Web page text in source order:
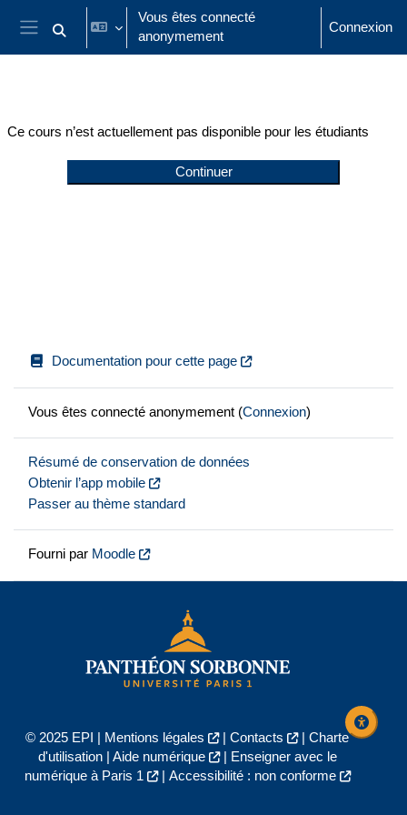
Passer au contenu principal
Panneau latéral
Activer/désactiver la saisie de recherche
Vous êtes connecté
anonymement
Connexion
Ce cours n’est actuellement pas disponible pour les étudiants
Continuer
Documentation pour cette page
Vous êtes connecté anonymement (Connexion)
Résumé de conservation de données
Obtenir l’app mobile
Passer au thème standard
Fourni par Moodle
© 2025 EPI | Mentions légales | Contacts | Charte
d'utilisation| Aide numérique |
Enseigner avec le
numérique à Paris 1
| Accessibilité : non conforme